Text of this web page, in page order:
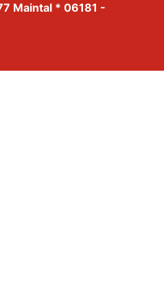
Maintal * 06181 -